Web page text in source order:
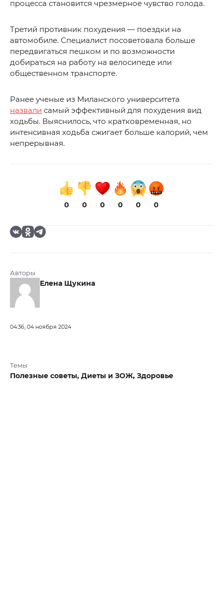
процесса становится чрезмерное чувство голода.
Третий противник похудения — поездки на
автомобиле. Специалист посоветовала больше
передвигаться пешком и по возможности
добираться на работу на велосипеде или
общественном транспорте.
Ранее ученые из Миланского университета
назвали самый эффективный для похудения вид
ходьбы. Выяснилось, что кратковременная, но
интенсивная ходьба сжигает больше калорий, чем
непрерывная.
0 0 0 0 0 0
Авторы
Елена Щукина
04:36, 04 ноября 2024
Темы
Полезные советы, Диеты и ЗОЖ, Здоровье